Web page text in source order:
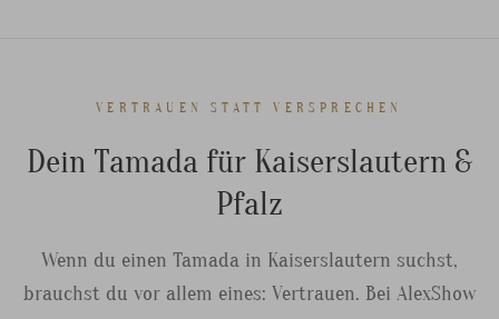
VERTRAUEN STATT VERSPRECHEN
Dein Tamada für Kaiserslautern &
Pfalz
Wenn du einen Tamada in Kaiserslautern suchst,
brauchst du vor allem eines: Vertrauen. Bei AlexShow